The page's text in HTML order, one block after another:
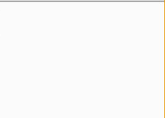
the drivers